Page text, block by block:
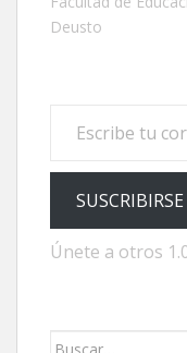
Deusto
SUSCRIBIRSE
Únete a otros
Buscar: